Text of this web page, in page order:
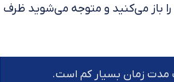
باز می‌کنید و متوجه می‌شوید ظرف
مدت زمان بسیار کم است.